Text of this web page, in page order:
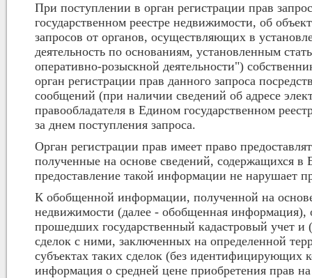
При поступлении в орган регистрации прав
государственном реестре недвижимости, об
запросов от органов, осуществляющих в
деятельность по основаниям, установленным
оперативно-розыскной деятельности")
орган регистрации прав данного запроса
сообщений (при наличии сведений об адресе
правообладателя в Едином государственном
за днем поступления запроса.
Орган регистрации прав имеет право
полученные на основе сведений, содержащихся в
предоставление такой информации не нарушает
К обобщенной информации, полученной на
недвижимости (далее - обобщенная информация),
прошедших государственный кадастровый учет
сделок с ними, заключенных на определенной
субъектах таких сделок (без идентифицирующих
информация о средней цене приобретения прав